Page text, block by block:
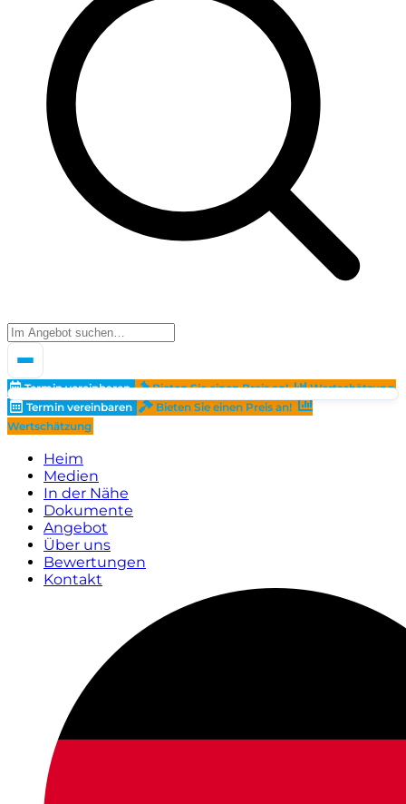
Termin vereinbaren Bieten Sie einen Preis an!
Wertschätzung
Termin vereinbaren
Bieten Sie einen Preis an!
Wertschätzung
Heim
Medien
In der Nähe
Dokumente
Angebot
Über uns
Bewertungen
Kontakt